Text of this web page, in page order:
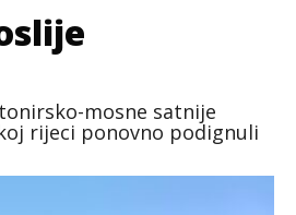
mosne satnije
rijeci ponovno podignuli